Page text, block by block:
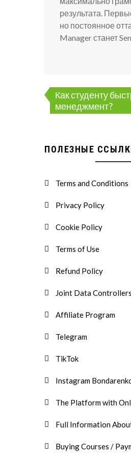
результата.
но постоянное
Manager станет
по
записям
Как студенту
менеджмент?
ПОЛЕЗНЫЕ
Terms and Conditions
Privacy Policy
Cookie Policy
Terms of Use
Refund Policy
Joint Data
Affiliate Program
Telegram
TikTok
Instagram
The Platform with
Full Information
Buying Courses /